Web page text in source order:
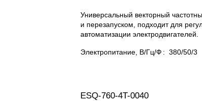
Универсальный векторный
и перезапуском, подходит для
автоматизации электродвигателей.
Электропитание, В/Гц/Ф : 380/50/3
ESQ-760-4T-0040